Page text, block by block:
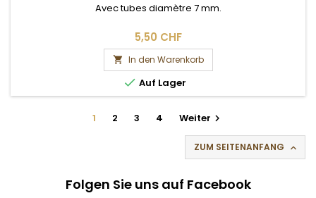
Avec tubes diamètre 7 mm.
5,50 CHF
 In den Warenkorb
 Auf Lager
1 2 3 4 Weiter 
ZUM SEITENANFANG 
Folgen Sie uns auf Facebook